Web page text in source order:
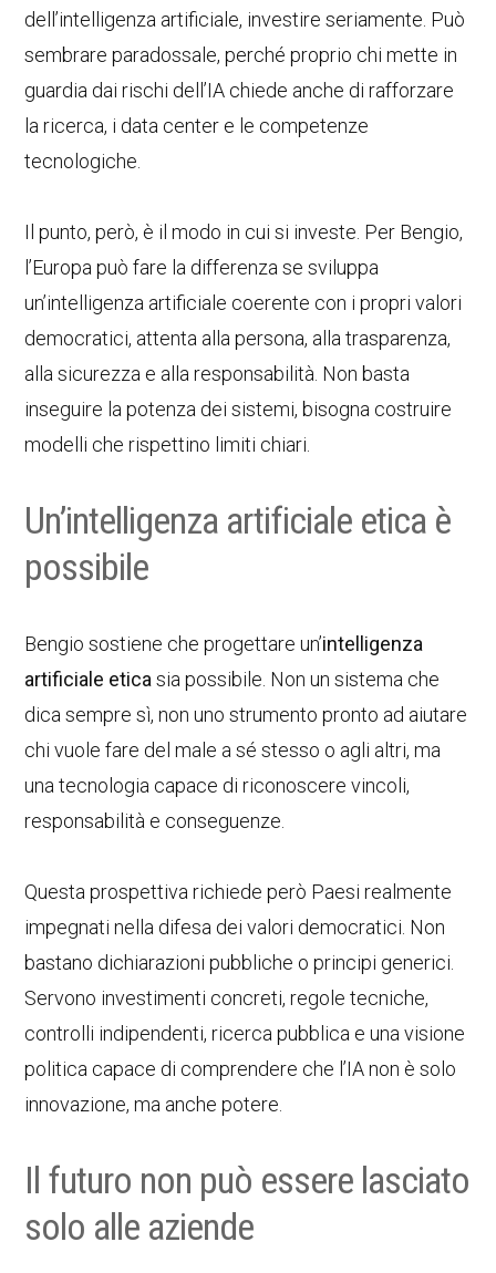
dell’intelligenza artificiale, investire seriamente. Può
sembrare paradossale, perché proprio chi mette in
guardia dai rischi dell’IA chiede anche di rafforzare
la ricerca, i data center e le competenze
tecnologiche.
Il punto, però, è il modo in cui si investe. Per Bengio,
l’Europa può fare la differenza se sviluppa
un’intelligenza artificiale coerente con i propri valori
democratici, attenta alla persona, alla trasparenza,
alla sicurezza e alla responsabilità. Non basta
inseguire la potenza dei sistemi, bisogna costruire
modelli che rispettino limiti chiari.
Un’intelligenza artificiale etica è
possibile
Bengio sostiene che progettare un’intelligenza
artificiale etica sia possibile. Non un sistema che
dica sempre sì, non uno strumento pronto ad aiutare
chi vuole fare del male a sé stesso o agli altri, ma
una tecnologia capace di riconoscere vincoli,
responsabilità e conseguenze.
Questa prospettiva richiede però Paesi realmente
impegnati nella difesa dei valori democratici. Non
bastano dichiarazioni pubbliche o principi generici.
Servono investimenti concreti, regole tecniche,
controlli indipendenti, ricerca pubblica e una visione
politica capace di comprendere che l’IA non è solo
innovazione, ma anche potere.
Il futuro non può essere lasciato
solo alle aziende